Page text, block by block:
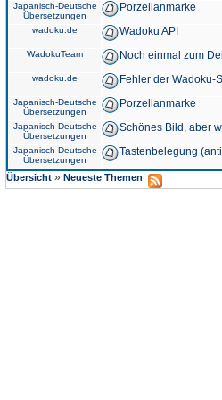
Japanisch-Deutsche
Übersetzungen
Porzellanmarke
wadoku.de Wadoku API
WadokuTeam Noch einmal zum
wadoku.de Fehler der Wadoku-
Japanisch-Deutsche
Übersetzungen
Porzellanmarke
Japanisch-Deutsche
Übersetzungen
Schönes Bild, aber
Japanisch-Deutsche
Übersetzungen
Tastenbelegung
Übersicht » Neueste Themen